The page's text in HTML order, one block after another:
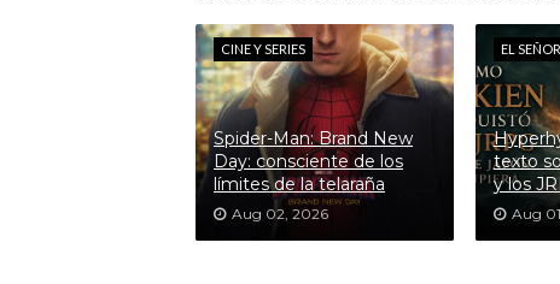
CINE Y SERIES
Spider-Man: Brand New
Day: consciente de los
límites de la telaraña
Aug 02, 2026
EL
texto
y los
Aug